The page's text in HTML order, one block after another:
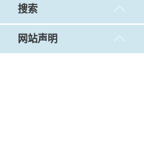
搜索
网站声明